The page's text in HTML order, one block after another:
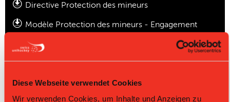
Diese Webseite verwendet Cookies
Wir verwenden Cookies, um Inhalte und Anzeigen zu
Directive Protection des mineurs
Modèle Protection des mineurs - Engagement
Modèle Protection des mineurs - Engagement pour